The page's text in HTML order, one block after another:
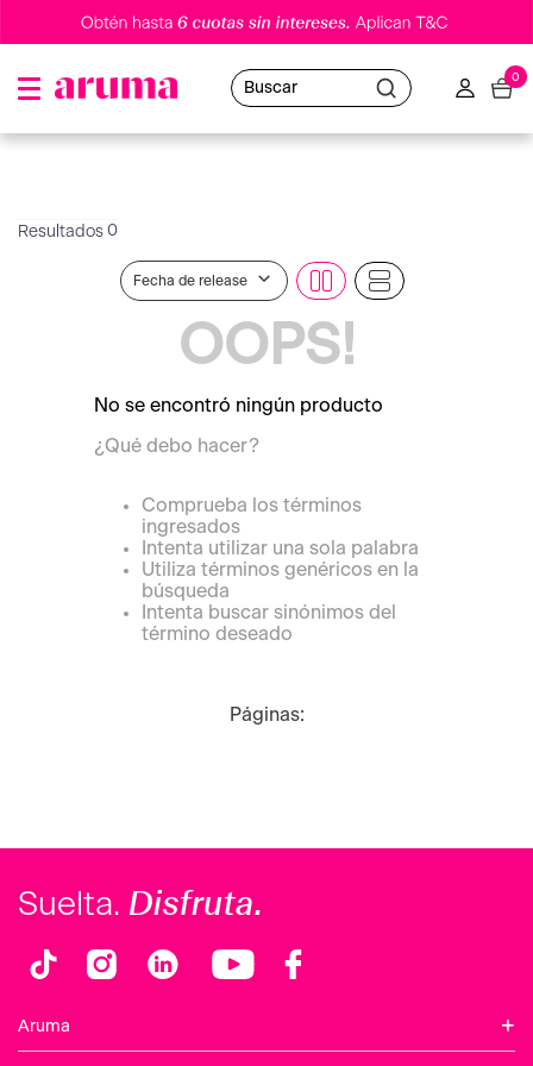
Buscar
0
0
Fecha de release
OOPS!
No se encontró ningún producto
¿Qué debo hacer?
Comprueba los términos
ingresados
Intenta utilizar una sola palabra
Utiliza términos genéricos en la
búsqueda
Intenta buscar sinónimos del
término deseado
Páginas:
Suelta. Disfruta.
Aruma +